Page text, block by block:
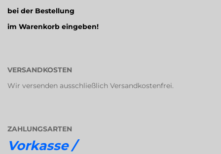
bei der Bestellung
im Warenkorb eingeben!
VERSANDKOSTEN
Wir versenden ausschließlich Versandkostenfrei.
ZAHLUNGSARTEN
Vorkasse /